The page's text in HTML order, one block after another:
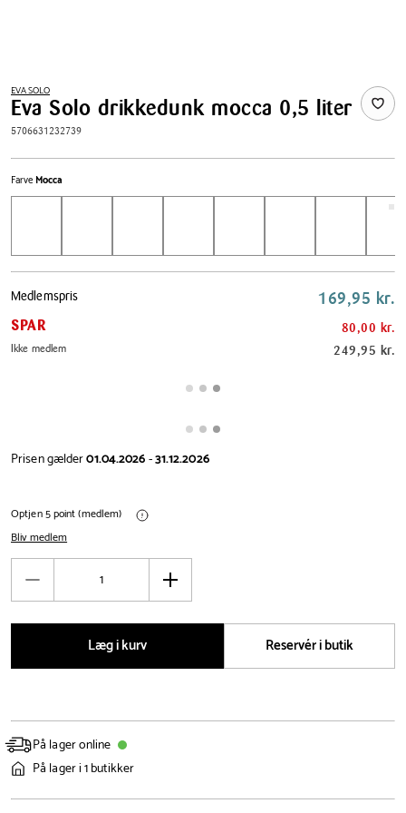
EVA SOLO
Eva Solo drikkedunk mocca 0,5 liter
5706631232739
Farve Mocca
Pris
tabel
Medlemspris 169,95 kr.
SPAR 80,00 kr.
Ikke medlem 249,95 kr.
Prisen gælder01.04.2026-31.12.2026
Optjen 5 point (medlem)
Bliv medlem
Antal
Øg
Læg i kurv
Reservér i butik
På lager online
På lager i 1 butikker